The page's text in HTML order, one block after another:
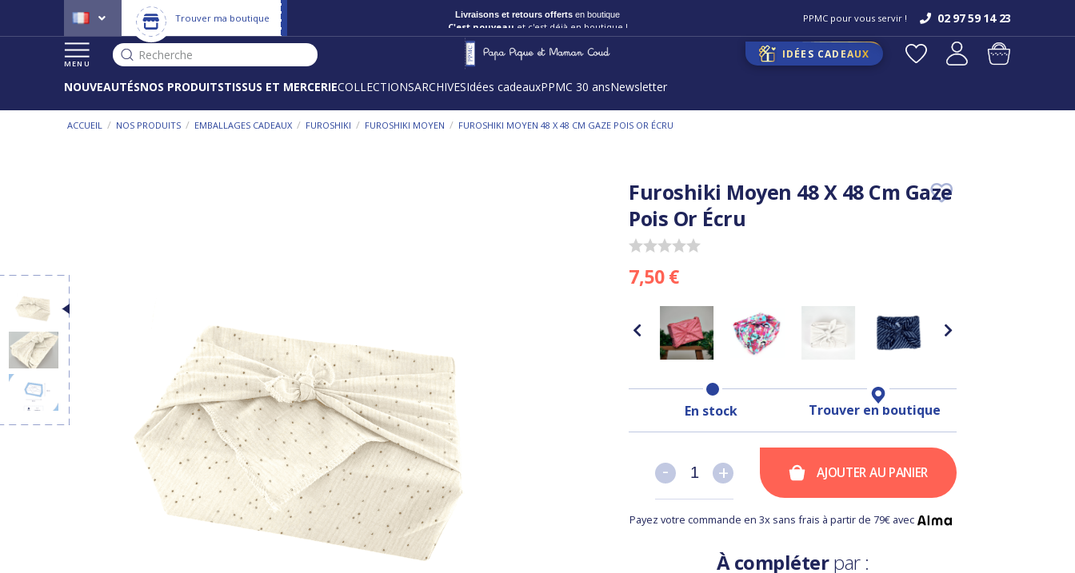
Trouver ma boutique
PPMC pour vous servir !
02 97 59 14 23
MENU
Recherche IDÉES CADEAUX
NOUVEAUTÉSNOS PRODUITSTISSUS ET MERCERIECOLLECTIONSARCHIVESIdées cadeauxPPMC 30 ansNewsletter
ACCUEIL / NOS PRODUITS / EMBALLAGES CADEAUX / FUROSHIKI / FUROSHIKI MOYEN / FUROSHIKI MOYEN 48 X 48 CM GAZE POIS OR ÉCRU
Furoshiki Moyen 48 X 48 Cm Gaze
Pois Or Écru
7,50 €
En stock Trouver en boutique
+
- +
- AJOUTER AU PANIER
Payez votre commande en 3x sans frais à partir de 79€ avec
À compléterpar :